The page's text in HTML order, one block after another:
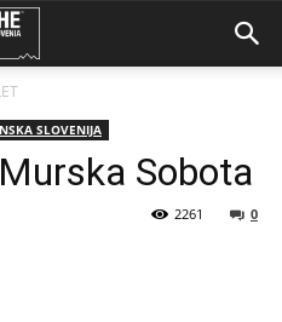
SLOVENIJA
Sobota
0
2261